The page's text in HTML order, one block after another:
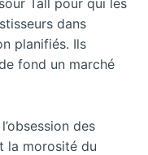
Tall pour qui les
dans
planifiés. Ils
fond un marché
des
la morosité du